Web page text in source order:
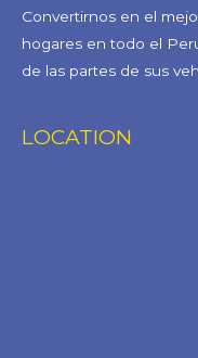
Convertirnos en el
hogares en todo el
de las partes de sus
LOCATION